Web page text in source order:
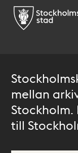
mellan
till